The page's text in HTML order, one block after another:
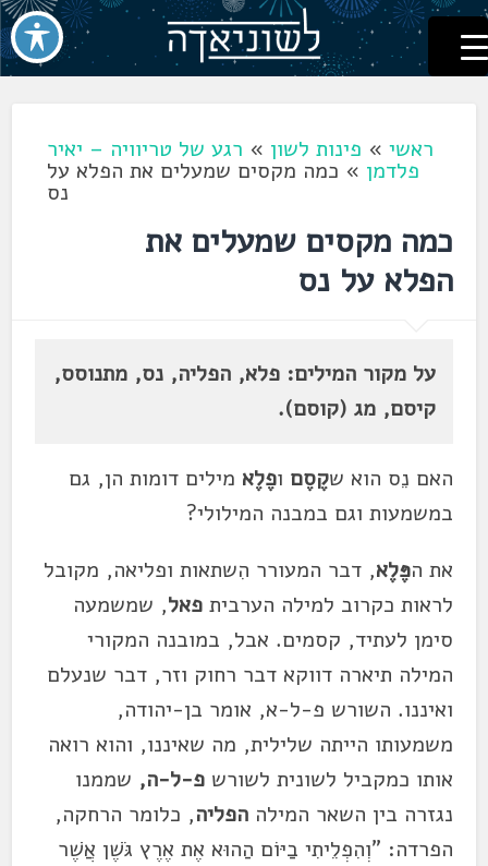
דלג
לתוכן
לשוניאדה
עברית. לשון. שפה
ראשי» פינות לשון » רגע של טריוויה – יאיר
פלדמן » כמה מקסים שמעלים את הפלא על
נס
כמה מקסים שמעלים את
הפלא על נס
על מקור המילים: פלא, הפליה, נס, מתנוסס,
קיסם, מג (קוסם).
האם נֵס הוא שקֶסֶם ופֶלֶא מילים דומות הן, גם
במשמעות וגם במבנה המילולי?
את הפֶּלֶא, דבר המעורר הִשתאות ופליאה, מקובל
לראות כקרוב למילה הערביתפאל, שמשמעה
סימן לעתיד, קסמים. אבל, במובנה המקורי
המילה תיארה דווקא דבר רחוק וזר, דבר שנעלם
ואיננו. השורש פ-ל-א, אומר בן-יהודה,
משמעותו הייתה שלילית, מה שאיננו, והוא רואה
אותו כמקביל לשונית לשורש פ-ל-ה, שממנו
נגזרה בין השאר המילההפליה, כלומר הרחקה,
הפרדה: "וְהִפְלֵיתִי בַיּוֹם הַהוּא אֶת אֶרֶץ גֹּשֶׁן אֲשֶׁר